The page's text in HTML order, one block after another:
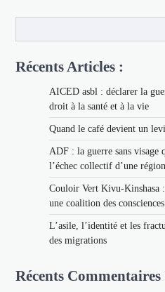
articles
Récents Articles :
AICED asbl : déclarer la
droit à la santé et à la vie
Quand le café devient un
ADF : la guerre sans
l’échec collectif d’une région
Couloir Vert Kivu-Kinshasa :
une coalition des consciences
L’asile, l’identité et les
des migrations
Récents Commentaires